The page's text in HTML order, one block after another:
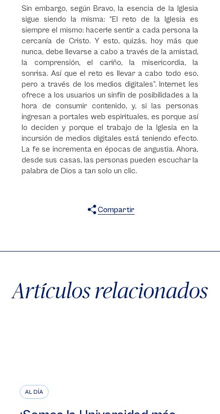
Sin embargo, según Bravo, la esencia de la Iglesia
sigue siendo la misma: “El reto de la Iglesia es
siempre el mismo: hacerle sentir a cada persona la
cercanía de Cristo. Y esto, quizás, hoy más que
nunca, debe llevarse a cabo a través de la amistad,
la comprensión, el cariño, la misericordia, la
sonrisa. Así que el reto es llevar a cabo todo eso,
pero a través de los medios digitales”. Internet les
ofrece a los usuarios un sinfín de posibilidades a la
hora de consumir contenido, y, si las personas
ingresan a portales web espirituales, es porque así
lo deciden y porque el trabajo de la Iglesia en la
incursión de medios digitales está teniendo efecto.
La fe se incrementa en épocas de angustia. Ahora,
desde sus casas, las personas pueden escuchar la
palabra de Dios a tan solo un clic.
Compartir
Artículos relacionados
AL DÍA